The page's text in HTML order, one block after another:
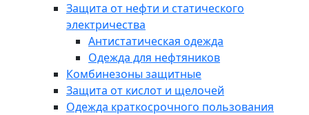
Защита от нефти и статического
электричества
Антистатическая одежда
Одежда для нефтяников
Комбинезоны защитные
Защита от кислот и щелочей
Одежда краткосрочного пользования